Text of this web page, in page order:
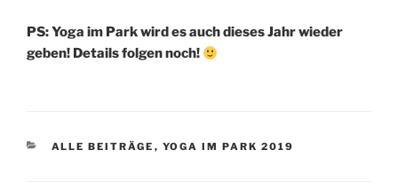
PS: Yoga im Park wird es auch dieses Jahr wieder
geben! Details folgen noch!
KATEGORIEN
ALLE BEITRÄGE , YOGA IM PARK 2019